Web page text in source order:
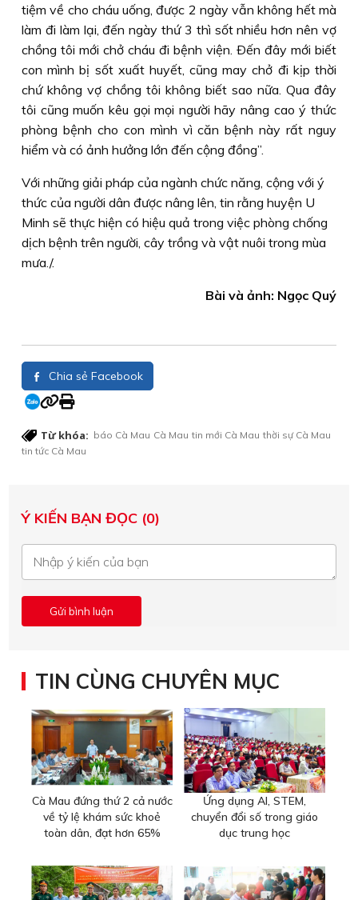
tiệm về cho cháu uống, được 2 ngày vẫn không hết mà
làm đi làm lại, đến ngày thứ 3 thì sốt nhiều hơn nên vợ
chồng tôi mới chở cháu đi bệnh viện. Ðến đây mới biết
con mình bị sốt xuất huyết, cũng may chở đi kịp thời
chứ không vợ chồng tôi không biết sao nữa. Qua đây
tôi cũng muốn kêu gọi mọi người hãy nâng cao ý thức
phòng bệnh cho con mình vì căn bệnh này rất nguy
hiểm và có ảnh hưởng lớn đến cộng đồng”.
Với những giải pháp của ngành chức năng, cộng với ý
thức của người dân được nâng lên, tin rằng huyện U
Minh sẽ thực hiện có hiệu quả trong việc phòng chống
dịch bệnh trên người, cây trồng và vật nuôi trong mùa
mưa./.
Bài và ảnh: Ngọc Quý
Chia sẻ Facebook
Từ khóa: báo Cà Mau Cà Mau tin mới Cà Mau thời sự Cà Mau
tin tức Cà Mau
Ý KIẾN BẠN ĐỌC (0)
TIN CÙNG CHUYÊN MỤC
Cà Mau đứng thứ 2 cả nước
về tỷ lệ khám sức khoẻ
toàn dân, đạt hơn 65%
Ứng dụng AI, STEM,
chuyển đổi số trong giáo
dục trung học